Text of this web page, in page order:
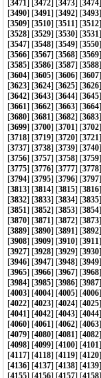
[3471] [3472] [3473] [3474
[3490] [3491] [3492] [3493
[3509] [3510] [3511] [3512
[3528] [3529] [3530] [3531
[3547] [3548] [3549] [3550
[3566] [3567] [3568] [3569
[3585] [3586] [3587] [3588
[3604] [3605] [3606] [3607
[3623] [3624] [3625] [3626
[3642] [3643] [3644] [3645
[3661] [3662] [3663] [3664
[3680] [3681] [3682] [3683
[3699] [3700] [3701] [3702
[3718] [3719] [3720] [3721
[3737] [3738] [3739] [3740
[3756] [3757] [3758] [3759
[3775] [3776] [3777] [3778
[3794] [3795] [3796] [3797
[3813] [3814] [3815] [3816
[3832] [3833] [3834] [3835
[3851] [3852] [3853] [3854
[3870] [3871] [3872] [3873
[3889] [3890] [3891] [3892
[3908] [3909] [3910] [3911
[3927] [3928] [3929] [3930
[3946] [3947] [3948] [3949
[3965] [3966] [3967] [3968
[3984] [3985] [3986] [3987
[4003] [4004] [4005] [4006
[4022] [4023] [4024] [4025
[4041] [4042] [4043] [4044
[4060] [4061] [4062] [4063
[4079] [4080] [4081] [4082
[4098] [4099] [4100] [4101
[4117] [4118] [4119] [4120
[4136] [4137] [4138] [4139
[4155] [4156] [4157] [4158